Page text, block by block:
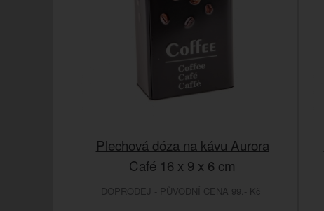
Plechová dóza na kávu Aurora
Café 16 x 9 x 6 cm
DOPRODEJ - PŮVODNÍ CENA 99.- Kč